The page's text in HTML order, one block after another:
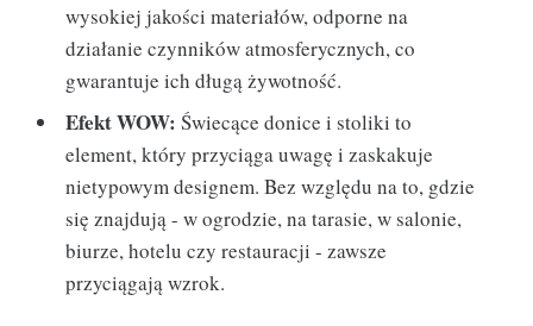
wysokiej jakości materiałów, odporne na
działanie czynników atmosferycznych, co
gwarantuje ich długą żywotność.
Efekt WOW: Świecące donice i stoliki to
element, który przyciąga uwagę i zaskakuje
nietypowym designem. Bez względu na to, gdzie
się znajdują - w ogrodzie, na tarasie, w salonie,
biurze, hotelu czy restauracji - zawsze
przyciągają wzrok.